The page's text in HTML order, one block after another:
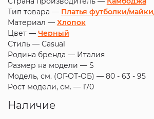
Тип товара — Платья футболки/
Материал — Хлопок
Цвет — Черный
Стиль — Casual
Родина бренда — Италия
Размер на модели — S
Модель, см. (ОГ-ОТ-ОБ) — 80 - 63 - 95
Рост модели, см. — 170
Наличие